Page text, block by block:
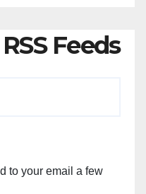
Feeds
to your email a few